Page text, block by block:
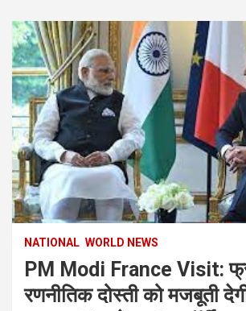
NATIONAL WORLD NEWS
PM Modi France Visit:
रणनीतिक दोस्ती को मजबूती